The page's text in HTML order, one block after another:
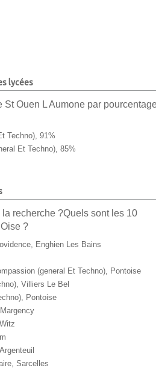
lycées
Ouen L Aumone par
Techno), 91%
Et Techno), 85%
recherche ?Quels sont les 10
?
Enghien Les Bains
(general Et Techno), Pontoise
Villiers Le Bel
Pontoise
Sarcelles